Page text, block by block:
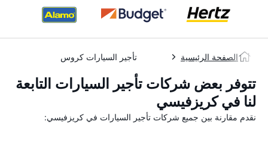
الصفحة الرئيسية تأجير السيارات كروس
تتوفر بعض شركات تأجير السيارات التابعة
لنا في كريزفيسي
نقدم مقارنة بين جميع شركات تأجير السيارات في كريزفيسي: